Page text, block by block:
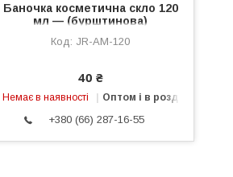
Баночка косметична скло 120
мл — (бурштинова)
JR-AM-120
40 ₴
Немає в наявності Оптом і в роздріб
+380 (66) 287-16-55